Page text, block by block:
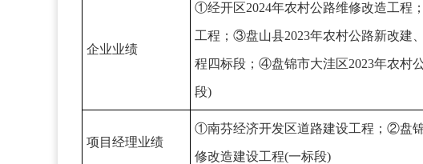
企业业绩
①经开区2024年农村公路维修改造工程
工程；③盘山县2023年农村公路新改建
程四标段；④盘锦市大洼区2023年农村
段)
项目经理业绩
①南芬经济开发区道路建设工程；②盘
修改造建设工程(一标段)